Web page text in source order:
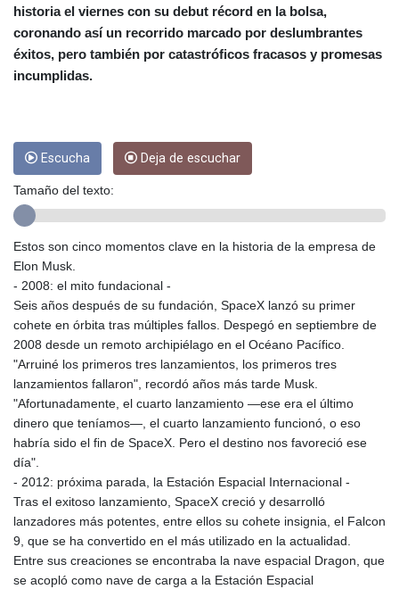
CUP 26.5
CVE 95.703894
FJD 2.20904
FKP 0.743241
GGP 0.743241
GHS 11.76039
GIP 0.743241
GMD 73.503851
GNF
8775.000355
GTQ 7.628986
GYD 209.187745
HNL 26.880388
HRK 6.518704
HTG 130.738004
HUF 314.060388
IDR 17801
ILS 2.99985
historia el viernes con su debut récord en la bolsa,
coronando así un recorrido marcado por deslumbrantes
éxitos, pero también por catastróficos fracasos y promesas
incumplidas.
Escucha Deja de escuchar
Tamaño del texto:
Estos son cinco momentos clave en la historia de la empresa de
Elon Musk.
- 2008: el mito fundacional -
Seis años después de su fundación, SpaceX lanzó su primer
cohete en órbita tras múltiples fallos. Despegó en septiembre de
2008 desde un remoto archipiélago en el Océano Pacífico.
"Arruiné los primeros tres lanzamientos, los primeros tres
lanzamientos fallaron", recordó años más tarde Musk.
"Afortunadamente, el cuarto lanzamiento —ese era el último
dinero que teníamos—, el cuarto lanzamiento funcionó, o eso
habría sido el fin de SpaceX. Pero el destino nos favoreció ese
día".
- 2012: próxima parada, la Estación Espacial Internacional -
Tras el exitoso lanzamiento, SpaceX creció y desarrolló
lanzadores más potentes, entre ellos su cohete insignia, el Falcon
9, que se ha convertido en el más utilizado en la actualidad.
Entre sus creaciones se encontraba la nave espacial Dragon, que
se acopló como nave de carga a la Estación Espacial